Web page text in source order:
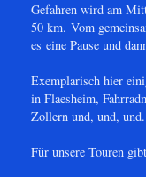
Gefahren wird am
50 km. Vom
es eine Pause und
Exemplarisch hier
in Flaesheim,
Zollern und, und, und.
Für unsere Touren